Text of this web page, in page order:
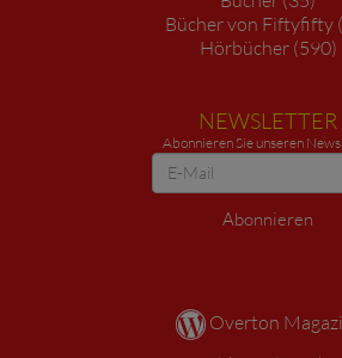
Bücher von Fiftyfifty
Hörbücher (590)
NEWSLETTER
Abonnieren Sie unseren
Abonnieren
Overton